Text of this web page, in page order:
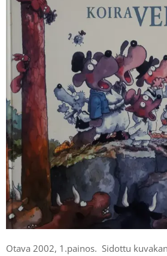
Otava 2002, 1.painos. Sidottu